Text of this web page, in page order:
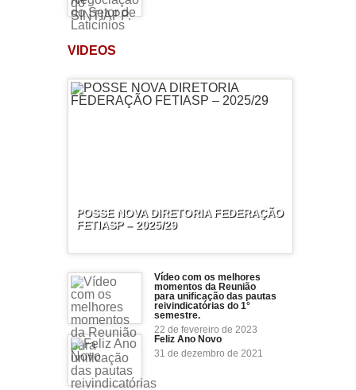
VIDEOS
POSSE NOVA DIRETORIA FEDERAÇÃO
FETIASP – 2025/29
Vídeo com os melhores
momentos da Reunião
para unificação das pautas
reivindicatórias do 1°
semestre.
22 de fevereiro de 2023
Feliz Ano Novo
31 de dezembro de 2021